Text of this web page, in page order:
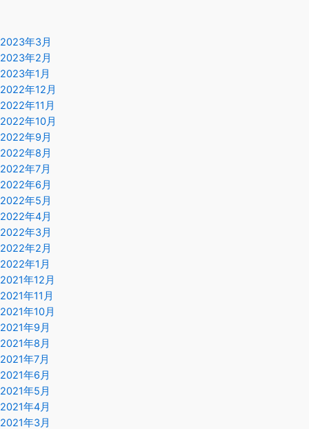
2023年3月
2023年2月
2023年1月
2022年12月
2022年11月
2022年10月
2022年9月
2022年8月
2022年7月
2022年6月
2022年5月
2022年4月
2022年3月
2022年2月
2022年1月
2021年12月
2021年11月
2021年10月
2021年9月
2021年8月
2021年7月
2021年6月
2021年5月
2021年4月
2021年3月